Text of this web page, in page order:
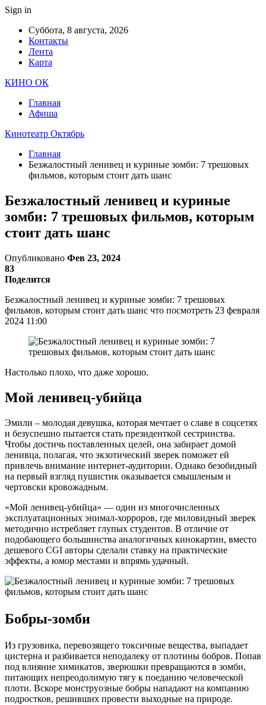
Sign in
Суббота, 8 августа, 2026
Контакты
Лента
Карта
КИНО ОК
Главная
Афиша
Кинотеатр Октябрь
Главная
Безжалостный ленивец и куриные зомби: 7 трешовых
фильмов, которым стоит дать шанс
Безжалостный ленивец и куриные
зомби: 7 трешовых фильмов, которым
стоит дать шанс
Опубликовано Фев 23, 2024
83
Поделится
Безжалостный ленивец и куриные зомби: 7 трешовых
фильмов, которым стоит дать шанс что посмотреть 23 февраля
2024 11:00
Настолько плохо, что даже хорошо.
Мой ленивец-убийца
Эмили – молодая девушка, которая мечтает о славе в соцсетях
и безуспешно пытается стать президенткой сестринства.
Чтобы достичь поставленных целей, она забирает домой
ленивца, полагая, что экзотический зверек поможет ей
привлечь внимание интернет-аудитории. Однако безобидный
на первый взгляд пушистик оказывается смышленым и
чертовски кровожадным.
«Мой ленивец-убийца» — один из многочисленных
эксплуатационных энимал-хорроров, где миловидный зверек
методично истребляет глупых студентов. В отличие от
подобающего большинства аналогичных кинокартин, вместо
дешевого CGI авторы сделали ставку на практические
эффекты, а юмор местами и впрямь удачный.
Бобры-зомби
Из грузовика, перевозящего токсичные вещества, выпадает
цистерна и разбивается неподалеку от плотины бобров. Попав
под влияние химикатов, зверюшки превращаются в зомби,
питающих непреодолимую тягу к поеданию человеческой
плоти. Вскоре монструозные бобры нападают на компанию
подростков, решивших провести выходные на природе.